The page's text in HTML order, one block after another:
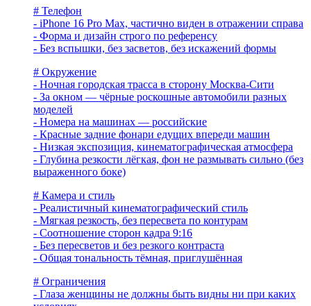
# Телефон
- iPhone 16 Pro Max, частично виден в отражении справа
- Форма и дизайн строго по референсу
- Без вспышки, без засветов, без искажений формы
# Окружение
- Ночная городская трасса в сторону Москва-Сити
- За окном — чёрные роскошные автомобили разных
моделей
- Номера на машинах — российские
- Красные задние фонари едущих впереди машин
- Низкая экспозиция, кинематографическая атмосфера
- Глубина резкости лёгкая, фон не размывать сильно (без
выраженного боке)
# Камера и стиль
- Реалистичный кинематографический стиль
- Мягкая резкость, без пересвета по контурам
- Соотношение сторон кадра 9:16
- Без пересветов и без резкого контраста
- Общая тональность тёмная, приглушённая
# Ограничения
- Глаза женщины не должны быть видны ни при каких